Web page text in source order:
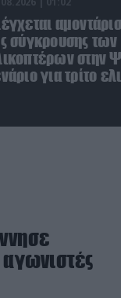
σύγκρουσης των
στην
για τρίτο